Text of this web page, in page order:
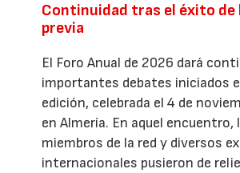
Continuidad tras el éxito de
previa
El Foro Anual de 2026 dará
importantes debates iniciados
edición, celebrada el 4 de
en Almería. En aquel encuentro,
miembros de la red y diversos
internacionales pusieron de